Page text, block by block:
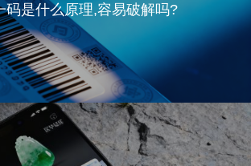
码是什么原理,容易破解吗?